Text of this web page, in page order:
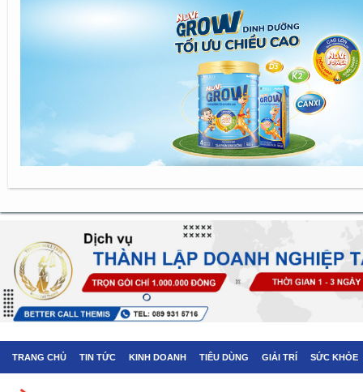
TRANG CHỦ TIN TỨC KINH DOANH TIÊU DÙNG GIẢI TRÍ SỨC KHỎE